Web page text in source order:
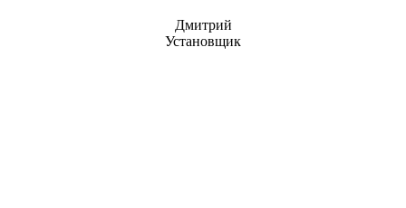
Дмитрий
Установщик